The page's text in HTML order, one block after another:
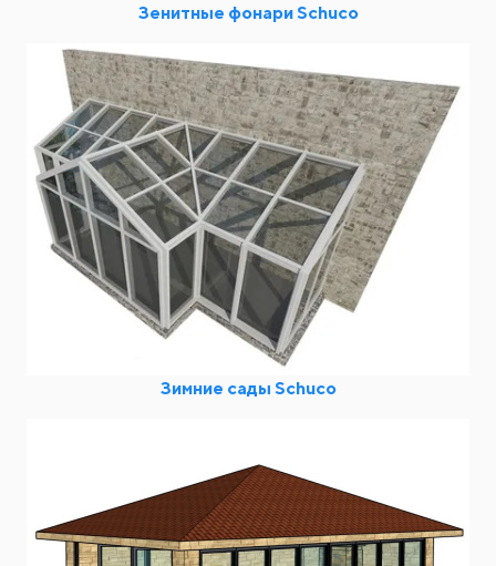
Зенитные фонари Schuco
Зимние сады Schuco